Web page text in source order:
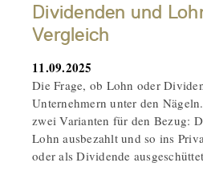
Dividenden und
Vergleich
11.09.2025
Die Frage, ob Lohn oder
Unternehmern unter den
zwei Varianten für den Bezug:
Lohn ausbezahlt und so ins
oder als Dividende